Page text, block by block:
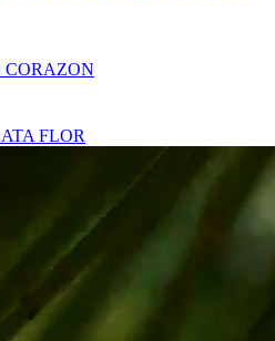
CORAZON